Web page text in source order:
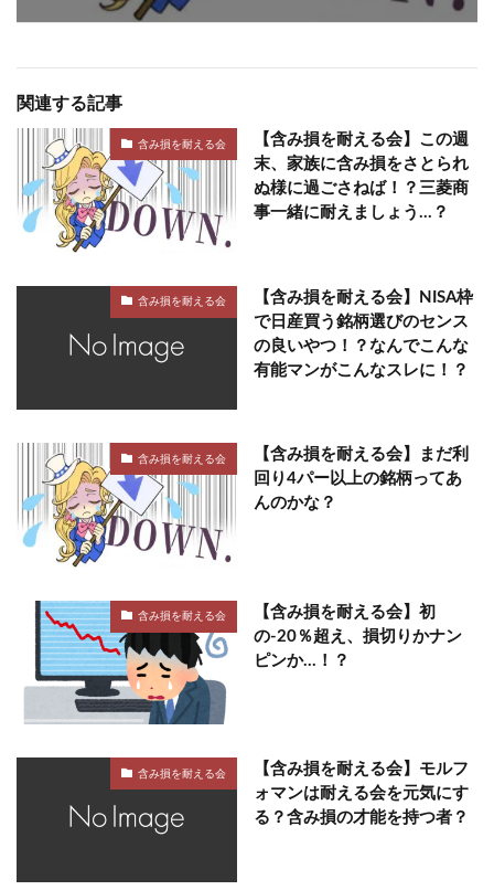
関連する記事
含み損を耐える会
【含み損を耐える会】この週
末、家族に含み損をさとられ
ぬ様に過ごさねば！？三菱商
事一緒に耐えましょう…？
含み損を耐える会
【含み損を耐える会】NISA枠
で日産買う銘柄選びのセンス
の良いやつ！？なんでこんな
有能マンがこんなスレに！？
含み損を耐える会
【含み損を耐える会】まだ利
回り4パー以上の銘柄ってあ
んのかな？
含み損を耐える会
【含み損を耐える会】初
の-20％超え、損切りかナン
ピンか…！？
含み損を耐える会
【含み損を耐える会】モルフ
ォマンは耐える会を元気にす
る？含み損の才能を持つ者？